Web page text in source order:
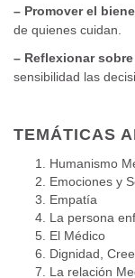
– Promover el
de quienes cuidan.
– Reflexionar
sensibilidad las
TEMÁTICAS
Humanismo
Emociones y
Empatía
La persona
El Médico
Dignidad,
La relación